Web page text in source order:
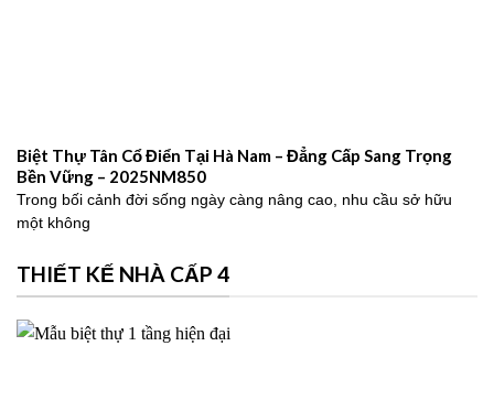
Biệt Thự Tân Cổ Điển Tại Hà Nam – Đẳng Cấp Sang Trọng
Bền Vững – 2025NM850
Trong bối cảnh đời sống ngày càng nâng cao, nhu cầu sở hữu
một không
THIẾT KẾ NHÀ CẤP 4